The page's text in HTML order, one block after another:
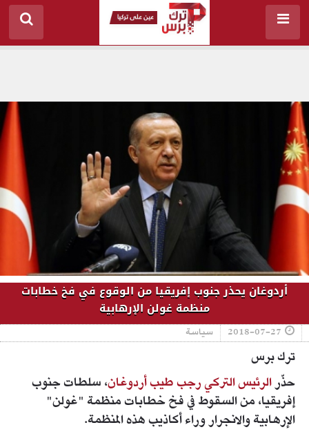
أردوغان يحذر جنوب إفريقيا من الوقوع في فخ خطابات
منظمة غولن الإرهابية
2018-07-27 سياسة
ترك برس
حذّرالرئيس التركي رجب طيب أردوغان، سلطات جنوب
إفريقيا، من السقوط في فخ خطابات منظمة "غولن"
الإرهابية والانجرار وراء أكاذيب هذه المنظمة.